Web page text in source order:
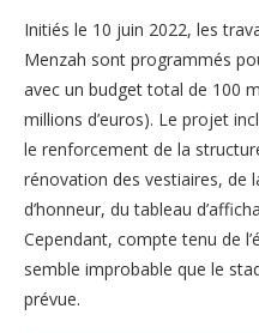
Initiés le 10 juin 2022, les
Menzah sont programmés
avec un budget total de 100
millions d’euros). Le projet
le renforcement de la
rénovation des vestiaires, de
d’honneur, du tableau
Cependant, compte tenu de
semble improbable que le
prévue.